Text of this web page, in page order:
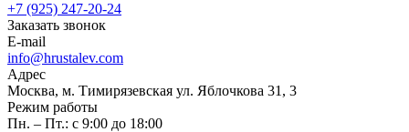
+7 (925) 247-20-24
Заказать звонок
E-mail
info@hrustalev.com
Адрес
Москва, м. Тимирязевская ул. Яблочкова 31, 3
Режим работы
Пн. – Пт.: с 9:00 до 18:00